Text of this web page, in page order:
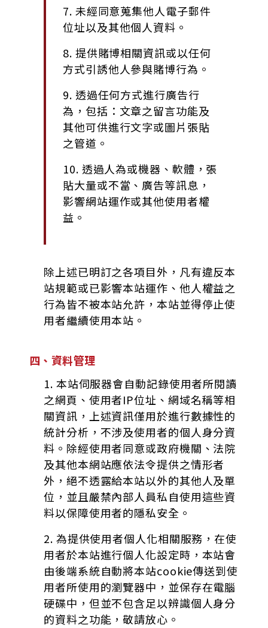
7. 未經同意蒐集他人電子郵件
位址以及其他個人資料。
8. 提供賭博相關資訊或以任何
方式引誘他人參與賭博行為。
9. 透過任何方式進行廣告行
為，包括：文章之留言功能及
其他可供進行文字或圖片張貼
之管道。
10. 透過人為或機器、軟體，張
貼大量或不當、廣告等訊息，
影響網站運作或其他使用者權
益。
除上述已明訂之各項目外，凡有違反本
站規範或已影響本站運作、他人權益之
行為皆不被本站允許，本站並得停止使
用者繼續使用本站。
四、資料管理
1. 本站伺服器會自動記錄使用者所閱讀
之網頁、使用者IP位址、網域名稱等相
關資訊，上述資訊僅用於進行數據性的
統計分析，不涉及使用者的個人身分資
料。除經使用者同意或政府機關、法院
及其他本網站應依法令提供之情形者
外，絕不透露給本站以外的其他人及單
位，並且嚴禁內部人員私自使用這些資
料以保障使用者的隱私安全。
2. 為提供使用者個人化相關服務，在使
用者於本站進行個人化設定時，本站會
由後端系統自動將本站cookie傳送到使
用者所使用的瀏覽器中，並保存在電腦
硬碟中，但並不包含足以辨識個人身分
的資料之功能，敬請放心。